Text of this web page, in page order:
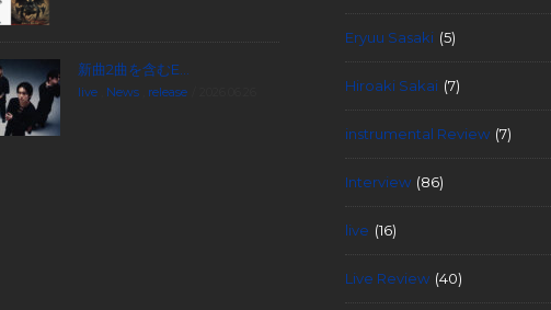
新曲2曲を含むE...
live News release
Eryuu Sasaki (5)
Hiroaki Sakai (7)
instrumental Review (7)
Interview (86)
live (16)
Live Review (40)